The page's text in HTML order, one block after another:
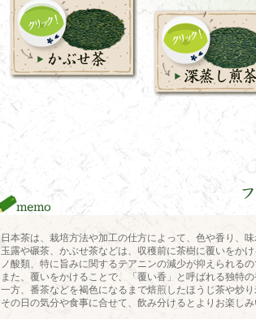
日本茶は、栽培方法や加工の仕方によって、色や香り、味
玉露や碾茶、かぶせ茶などは、収穫前に茶樹に覆いをか
ノ酸類、特に旨みに関するテアニンの減少が抑えられる
また、覆いをかけることで、「覆い香」と呼ばれる独特
一方、番茶などを褐色になるまで焙煎したほうじ茶や炒
その日の気分や食事に合せて、飲み分けるとよりお楽しみ